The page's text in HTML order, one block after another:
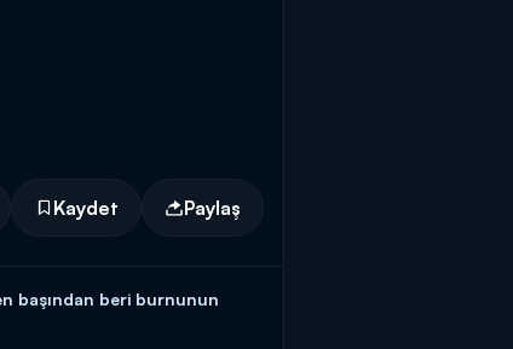
Kaydet Paylaş
başından beri burnunun